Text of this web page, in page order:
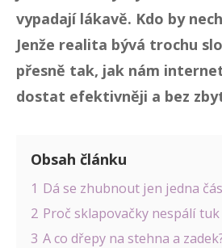
vypadají lákavě. Kdo by
Jenže realita bývá trochu
přesně tak, jak nám
dostat efektivněji a bez
Obsah článku
1 Dá se zhubnout jen jedna
2 Proč sklapovačky nespálí
3 A co dřepy na stehna a